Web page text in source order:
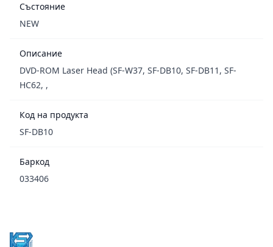
Състояние
NEW
Описание
DVD-ROM Laser Head (SF-W37, SF-DB10, SF-DB11, SF-
HC62, ,
Код на продукта
SF-DB10
Баркод
033406